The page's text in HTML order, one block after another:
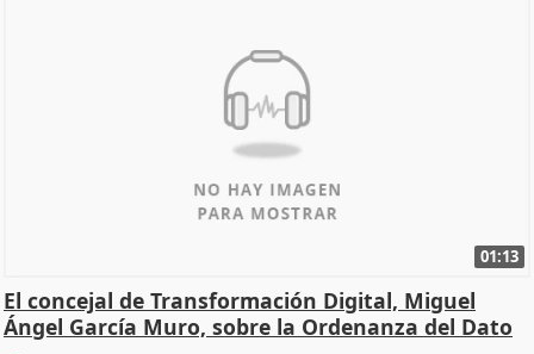
01:13
El concejal de Transformación Digital, Miguel
Ángel García Muro, sobre la Ordenanza del Dato